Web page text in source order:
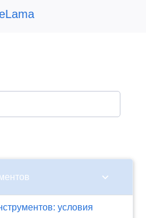
chevron_right
условия